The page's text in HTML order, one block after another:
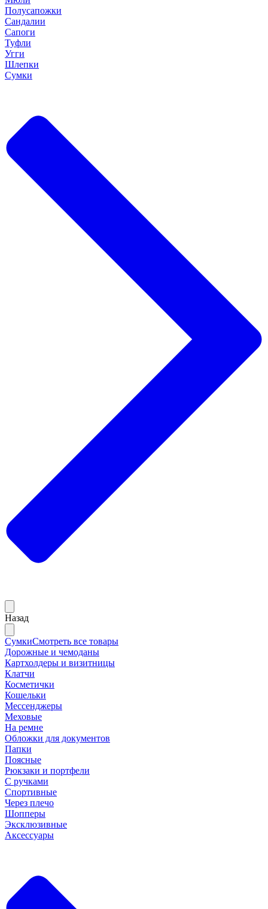
Полусапожки
Сандалии
Сапоги
Туфли
Угги
Шлепки
Сумки
Назад
СумкиСмотреть все товары
Дорожные и чемоданы
Картхолдеры и визитницы
Клатчи
Косметички
Кошельки
Мессенджеры
Меховые
На ремне
Обложки для документов
Папки
Поясные
Рюкзаки и портфели
С ручками
Спортивные
Через плечо
Шопперы
Эксклюзивные
Аксессуары